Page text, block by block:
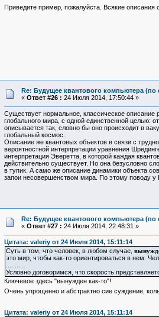
Приведите пример, пожалуйста. Всякие
Re: Будущее квантового компьютера (по
« Ответ #26 : 24 Июля 2014, 17:50:44 »
Существует нормальное, классическое описание
глобального мира, с одной единственной целью:
описывается так, словно бы оно происходит в
глобальный космос.
Описание же квантовых объектов в связи с
вероятностной интерпретации уравнения
интерпретация Эверетта, в которой каждая
действительно существует. Но она безусловно
в тупик. А само же описание динамики объекта
запои несовершенством мира. По этому поводу
Re: Будущее квантового компьютера (по
« Ответ #27 : 24 Июля 2014, 22:48:31 »
Цитата: valeriy от 24 Июля 2014, 15:11:14
Суть в том, что человек, в любом случае,
это мир, чтобы как-то ориентироваться в нем.
Условно договоримся, что скорость
Ключевое здесь "вынужден как-то"!
Очень упрощенно и абстрактно сие суждение,
Цитата: valeriy от 24 Июля 2014, 15:11:14